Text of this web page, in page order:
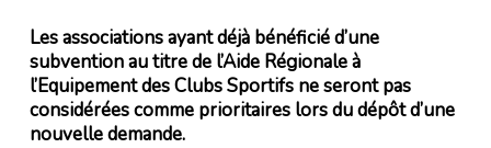
Les associations ayant déjà bénéficié d’une
subvention au titre de l’Aide Régionale à
l’Equipement des Clubs Sportifs ne seront pas
considérées comme prioritaires lors du dépôt d’une
nouvelle demande.